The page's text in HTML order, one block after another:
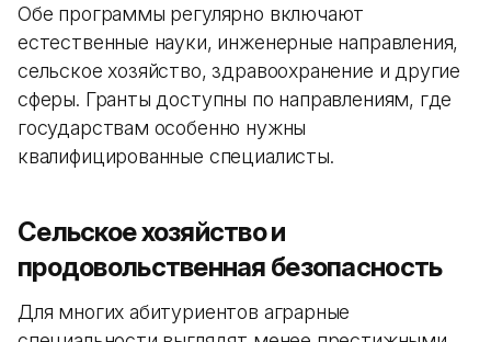
Обе программы регулярно включают
естественные науки, инженерные направления,
сельское хозяйство, здравоохранение и другие
сферы. Гранты доступны по направлениям, где
государствам особенно нужны
квалифицированные специалисты.
Сельское хозяйство и
продовольственная безопасность
Для многих абитуриентов аграрные